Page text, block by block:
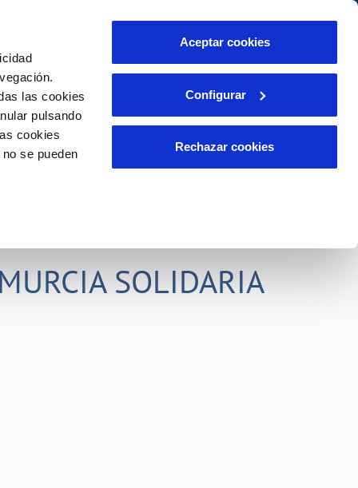
las cookies
pulsando
cookies
se pueden
Aceptar cookies
Configurar
Rechazar cookies
INCIDENCIAS
Comunica anomalías o posibles
PORTAL DE TRANSPARENCIA
Área de clientes
SOLIDARIA